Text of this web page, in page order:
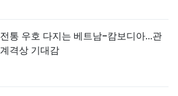
전통 우호 다지는 베트남-캄보디아...관
계격상 기대감